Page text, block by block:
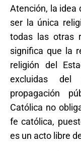
Atención, la idea
ser la única
todas las otras
significa que la
religión del
excluidas del
propagación
Católica no
fe católica,
es un acto libre